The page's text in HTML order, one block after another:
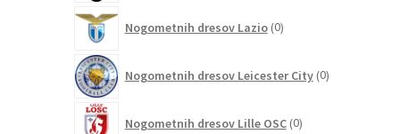
Nogometnih dresov Lazio 0izdelkov
Nogometnih dresov Leicester City 0izdelkov
Nogometnih dresov Lille OSC 0izdelkov